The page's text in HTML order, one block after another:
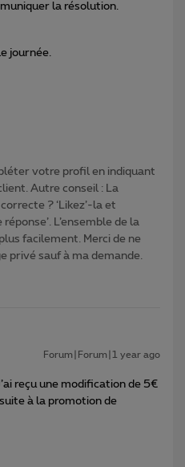
la résolution.
journée.
votre profil en indiquant
Autre conseil : La
? ‘Likez’-la et
L’ensemble de la
facilement. Merci de ne
privé sauf à ma demande.
Forum|Forum|1 year ago
reçu une modification de 5€
à la promotion de